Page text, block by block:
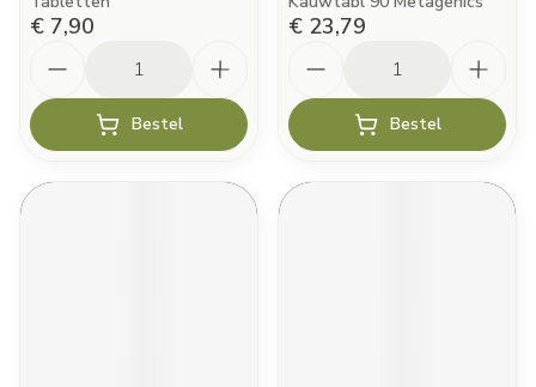
€ 7,90
Bestel
€ 23,79
Bestel